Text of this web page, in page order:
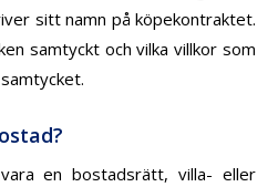
sitt namn på köpekontraktet.
samtyckt och vilka villkor som
en bostadsrätt, villa- eller